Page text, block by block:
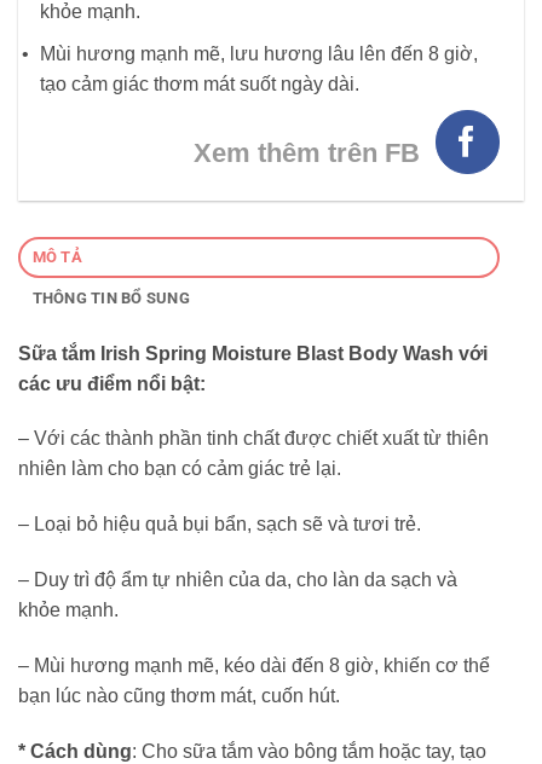
khỏe mạnh.
Mùi hương mạnh mẽ, lưu hương lâu lên đến 8 giờ,
tạo cảm giác thơm mát suốt ngày dài.
Xem thêm trên FB
MÔ TẢ
THÔNG TIN BỔ SUNG
Sữa tắm Irish Spring Moisture Blast Body Wash với
các ưu điểm nổi bật:
– Với các thành phần tinh chất được chiết xuất từ thiên
nhiên làm cho bạn có cảm giác trẻ lại.
– Loại bỏ hiệu quả bụi bẩn, sạch sẽ và tươi trẻ.
– Duy trì độ ẩm tự nhiên của da, cho làn da sạch và
khỏe mạnh.
– Mùi hương mạnh mẽ, kéo dài đến 8 giờ, khiến cơ thể
bạn lúc nào cũng thơm mát, cuốn hút.
* Cách dùng: Cho sữa tắm vào bông tắm hoặc tay, tạo